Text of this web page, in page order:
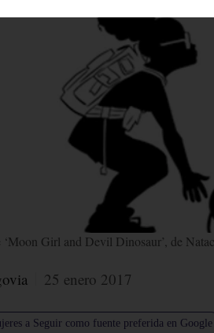
‘Moon Girl and Devil Dinosaur’, de
25 enero 2017
a Seguir como fuente preferida en Google